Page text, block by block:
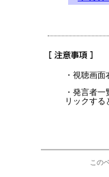
・視聴画
・発言者
リックする
この